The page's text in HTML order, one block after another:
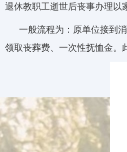
退休教职工逝世后丧事办理以
一般流程为：原单位接
领取丧葬费、一次性抚恤金。